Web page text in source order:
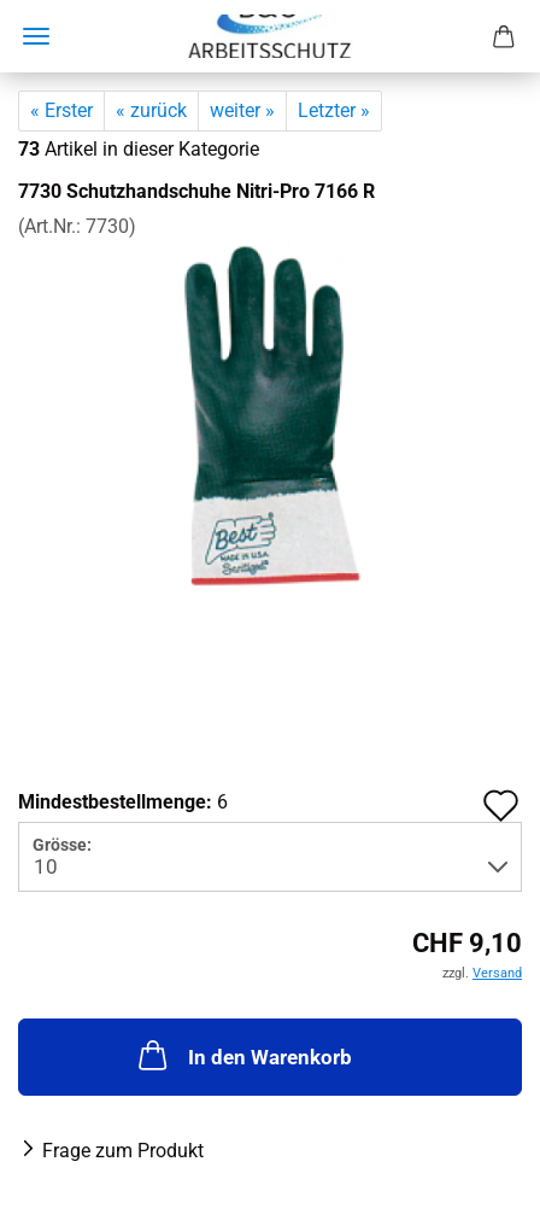
« Erster « zurück weiter »
Letzter »
73 Artikel in dieser Kategorie
7730 Schutz­hand­schu­he Nitri-​Pro 7166 R
(Art.Nr.: 7730)
Mindestbestellmenge: 6
Grösse:
CHF 9,10
zzgl. Versand
In den Warenkorb
Frage zum Produkt